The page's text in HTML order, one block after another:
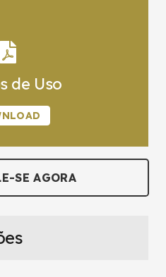
de Uso
SE AGORA